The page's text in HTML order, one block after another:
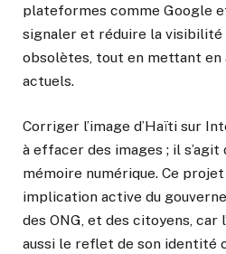
plateformes comme Google
signaler et réduire la visibilité
obsolètes, tout en mettant en
actuels.
Corriger l’image d’Haïti sur
à effacer des images ; il
mémoire numérique. Ce
implication active du
des ONG, et des citoyens, car
aussi le reflet de son identité